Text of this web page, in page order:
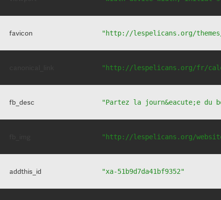
favicon "http://lespelicans.org/
"http://lespelicans.org/fr/
fb_desc "Partez la journ&eacute;e du
"http://lespelicans.org/
addthis_id "xa-51b9d7da41bf9352"